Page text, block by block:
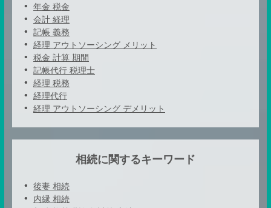
年金 税金
会計 経理
記帳 義務
経理 アウトソーシング メリット
税金 計算 期間
記帳代行 税理士
経理 税務
経理代行
経理 アウトソーシング デメリット
相続に関するキーワード
後妻 相続
内縁 相続